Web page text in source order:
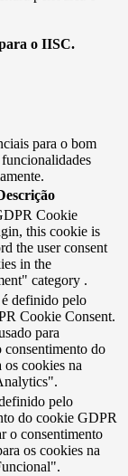
o IISC.
para o bom
Cookie
this cookie is
the user consent
in the
category .
definido pelo
Cookie Consent.
para
consentimento do
os cookies na
pelo
do cookie GDPR
o consentimento
os cookies na